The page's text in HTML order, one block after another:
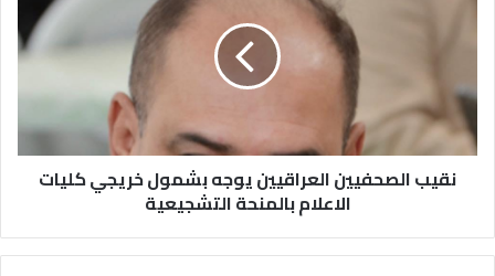
نقيب الصحفيين العراقيين يوجه بشمول خريجي كليات
الاعلام بالمنحة التشجيعية